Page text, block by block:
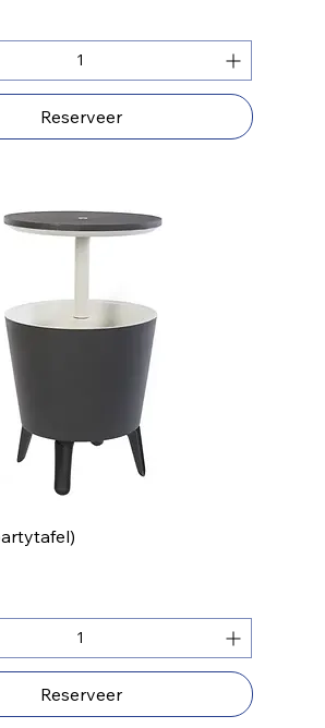
Reserveer
Reserveer